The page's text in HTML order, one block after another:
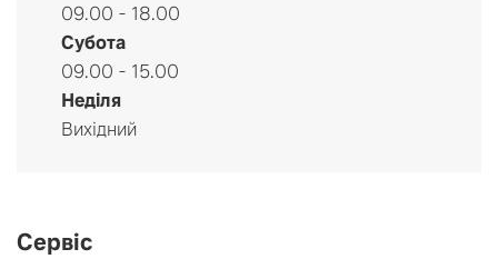
09.00 - 18.00
Субота
09.00 - 15.00
Неділя
Вихідний
Сервіс